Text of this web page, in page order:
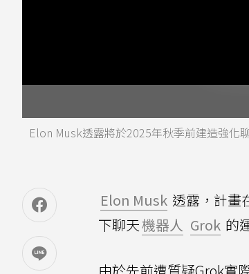
Elon Musk透露將於2025年秋季前建造強化
Elon Musk 透露，計畫
下聊天機器人 Grok 的